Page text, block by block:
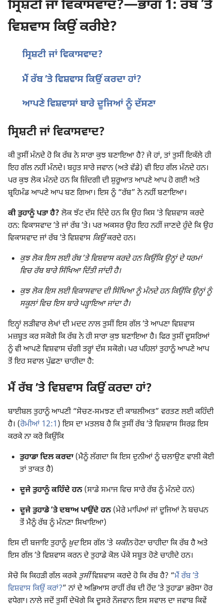
ਸ੍ਰਿਸ਼ਟੀ ਜਾਂ ਵਿਕਾਸਵਾਦ?—ਭਾਗ 1: ਰੱਬ ʼਤੇ
ਵਿਸ਼ਵਾਸ ਕਿਉਂ ਕਰੀਏ?
ਸ੍ਰਿਸ਼ਟੀ ਜਾਂ ਵਿਕਾਸਵਾਦ?
ਮੈਂ ਰੱਬ ʼਤੇ ਵਿਸ਼ਵਾਸ ਕਿਉਂ ਕਰਦਾ ਹਾਂ?
ਆਪਣੇ ਵਿਸ਼ਵਾਸਾਂ ਬਾਰੇ ਦੂਜਿਆਂ ਨੂੰ ਦੱਸਣਾ
ਸ੍ਰਿਸ਼ਟੀ ਜਾਂ ਵਿਕਾਸਵਾਦ?
ਕੀ ਤੁਸੀਂ ਮੰਨਦੇ ਹੋ ਕਿ ਰੱਬ ਨੇ ਸਾਰਾ ਕੁਝ ਬਣਾਇਆ ਹੈ? ਜੇ ਹਾਂ, ਤਾਂ ਤੁਸੀਂ ਇਕੱਲੇ ਹੀ
ਇਹ ਗੱਲ ਨਹੀਂ ਮੰਨਦੇ। ਬਹੁਤ ਸਾਰੇ ਜਵਾਨ (ਅਤੇ ਵੱਡੇ) ਵੀ ਇਹ ਗੱਲ ਮੰਨਦੇ ਹਨ।
ਪਰ ਕੁਝ ਲੋਕ ਮੰਨਦੇ ਹਨ ਕਿ ਜ਼ਿੰਦਗੀ ਦੀ ਸ਼ੁਰੂਆਤ ਆਪਣੇ ਆਪ ਹੋ ਗਈ ਅਤੇ
ਬ੍ਰਹਿਮੰਡ ਆਪਣੇ ਆਪ ਬਣ ਗਿਆ। ਇਸ ਨੂੰ “ਰੱਬ” ਨੇ ਨਹੀਂ ਬਣਾਇਆ।
ਕੀ ਤੁਹਾਨੂੰ ਪਤਾ ਹੈ?ਲੋਕ ਝੱਟ ਦੱਸ ਦਿੰਦੇ ਹਨ ਕਿ ਉਹ ਕਿਸ ʼਤੇ ਵਿਸ਼ਵਾਸ ਕਰਦੇ
ਹਨ: ਵਿਕਾਸਵਾਦ ʼਤੇ ਜਾਂ ਰੱਬ ʼਤੇ। ਪਰ ਅਕਸਰ ਉਹ ਇਹ ਨਹੀਂ ਜਾਣਦੇ ਹੁੰਦੇ ਕਿ ਉਹ
ਵਿਕਾਸਵਾਦ ਜਾਂ ਰੱਬ ʼਤੇ ਵਿਸ਼ਵਾਸ ਕਿਉਂਕਰਦੇ ਹਨ।
ਕੁਝ ਲੋਕ ਇਸ ਲਈ ਰੱਬ ʼਤੇ ਵਿਸ਼ਵਾਸ ਕਰਦੇ ਹਨ ਕਿਉਂਕਿ ਉਨ੍ਹਾਂ ਦੇ ਧਰਮਾਂ
ਵਿਚ ਰੱਬ ਬਾਰੇ ਸਿੱਖਿਆ ਦਿੱਤੀ ਜਾਂਦੀ ਹੈ।
ਕੁਝ ਲੋਕ ਇਸ ਲਈ ਵਿਕਾਸਵਾਦ ਦੀ ਸਿੱਖਿਆ ਨੂੰ ਮੰਨਦੇ ਹਨ ਕਿਉਂਕਿ ਉਨ੍ਹਾਂ ਨੂੰ
ਸਕੂਲਾਂ ਵਿਚ ਇਸ ਬਾਰੇ ਪੜ੍ਹਾਇਆ ਜਾਂਦਾ ਹੈ।
ਇਨ੍ਹਾਂ ਲੜੀਵਾਰ ਲੇਖਾਂ ਦੀ ਮਦਦ ਨਾਲ ਤੁਸੀਂ ਇਸ ਗੱਲ ʼਤੇ ਆਪਣਾ ਵਿਸ਼ਵਾਸ
ਮਜ਼ਬੂਤ ਕਰ ਸਕੋਗੇ ਕਿ ਰੱਬ ਨੇ ਹੀ ਸਾਰਾ ਕੁਝ ਬਣਾਇਆ ਹੈ। ਫਿਰ ਤੁਸੀਂ ਦੂਸਰਿਆਂ
ਨੂੰ ਵੀ ਆਪਣੇ ਵਿਸ਼ਵਾਸ ਚੰਗੀ ਤਰ੍ਹਾਂ ਦੱਸ ਸਕੋਗੇ। ਪਰ ਪਹਿਲਾਂ ਤੁਹਾਨੂੰ ਆਪਣੇ ਆਪ
ਤੋਂ ਇਹ ਸਵਾਲ ਪੁੱਛਣਾ ਚਾਹੀਦਾ ਹੈ:
ਮੈਂ ਰੱਬ ʼਤੇ ਵਿਸ਼ਵਾਸ ਕਿਉਂ ਕਰਦਾ ਹਾਂ?
ਬਾਈਬਲ ਤੁਹਾਨੂੰ ਆਪਣੀ “ਸੋਚਣ-ਸਮਝਣ ਦੀ ਕਾਬਲੀਅਤ” ਵਰਤਣ ਲਈ ਕਹਿੰਦੀ
ਹੈ। (ਰੋਮੀਆਂ 12:1) ਇਸ ਦਾ ਮਤਲਬ ਹੈ ਕਿ ਤੁਸੀਂ ਰੱਬ ʼਤੇ ਵਿਸ਼ਵਾਸ ਸਿਰਫ਼ ਇਸ
ਕਰਕੇ ਨਾ ਕਰੋ ਕਿਉਂਕਿ
ਤੁਹਾਡਾ ਦਿਲ ਕਰਦਾ(ਮੈਨੂੰ ਲੱਗਦਾ ਕਿ ਇਸ ਦੁਨੀਆਂ ਨੂੰ ਚਲਾਉਣ ਵਾਲੀ ਕੋਈ
ਤਾਂ ਤਾਕਤ ਹੈ)
ਦੂਜੇ ਤੁਹਾਨੂੰ ਕਹਿੰਦੇ ਹਨ(ਸਾਡੇ ਸਮਾਜ ਵਿਚ ਸਾਰੇ ਰੱਬ ਨੂੰ ਮੰਨਦੇ ਹਨ)
ਦੂਜੇ ਤੁਹਾਡੇ ʼਤੇ ਦਬਾਅ ਪਾਉਂਦੇ ਹਨ(ਮੇਰੇ ਮਾਪਿਆਂ ਜਾਂ ਦੂਜਿਆਂ ਨੇ ਬਚਪਨ
ਤੋਂ ਮੈਨੂੰ ਰੱਬ ਨੂੰ ਮੰਨਣਾ ਸਿਖਾਇਆ)
ਇਸ ਦੀ ਬਜਾਇ ਤੁਹਾਨੂੰਖ਼ੁਦਇਸ ਗੱਲ ʼਤੇ ਯਕੀਨਹੋਣਾ ਚਾਹੀਦਾ ਕਿ ਰੱਬ ਹੈ ਅਤੇ
ਇਸ ਗੱਲ ʼਤੇ ਵਿਸ਼ਵਾਸ ਕਰਨ ਦੇ ਤੁਹਾਡੇ ਕੋਲ ਪੱਕੇ ਸਬੂਤ ਹੋਣੇ ਚਾਹੀਦੇ ਹਨ।
ਸੋਚੋ ਕਿ ਕਿਹੜੀ ਗੱਲ ਕਰਕੇਤੁਸੀਂਵਿਸ਼ਵਾਸ ਕਰਦੇ ਹੋ ਕਿ ਰੱਬ ਹੈ? “ਮੈਂ ਰੱਬ ʼਤੇ
ਵਿਸ਼ਵਾਸ ਕਿਉਂ ਕਰਾਂ?” ਨਾਂ ਦੇ ਅਭਿਆਸ ਰਾਹੀਂ ਰੱਬ ਦੀ ਹੋਂਦ ʼਤੇ ਤੁਹਾਡਾ ਭਰੋਸਾ ਹੋਰ
ਵਧੇਗਾ। ਨਾਲੇ ਜਦੋਂ ਤੁਸੀਂ ਦੇਖੋਗੇ ਕਿ ਦੂਸਰੇ ਨੌਜਵਾਨ ਇਸ ਸਵਾਲ ਦਾ ਜਵਾਬ ਕਿਵੇਂ